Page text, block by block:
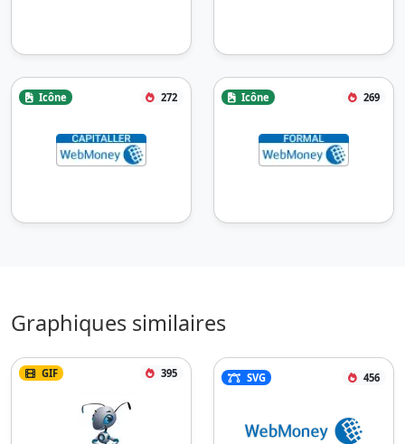
Icône 272 Icône 269
Graphiques similaires
GIF 395 SVG 456